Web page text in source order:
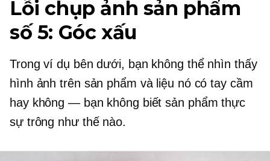
Lỗi chụp ảnh sản phẩm
số 5: Góc xấu
Trong ví dụ bên dưới, bạn không thể nhìn thấy
hình ảnh trên sản phẩm và liệu nó có tay cầm
hay không — bạn không biết sản phẩm thực
sự trông như thế nào.